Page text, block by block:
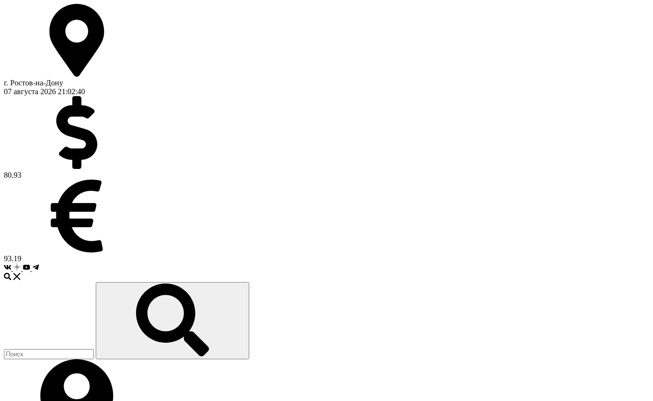
г. Ростов-на-Дону
07 августа 2026 21:02:40
80.93
93.19